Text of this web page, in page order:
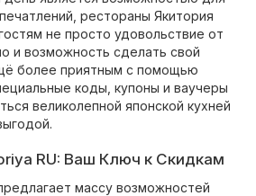
рестораны Якитория
не просто удовольствие от
и возможность сделать свой
более приятным с помощью
коды, купоны и ваучеры
великолепной японской кухней
RU: Ваш Ключ к Скидкам
массу возможностей